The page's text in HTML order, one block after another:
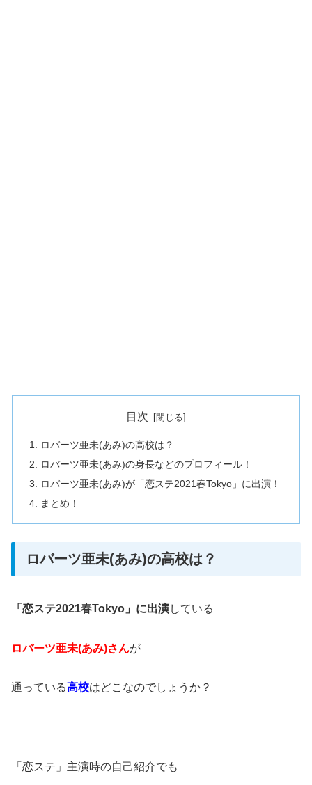
目次
ロバーツ亜未(あみ)の高校は？
ロバーツ亜未(あみ)の身長などのプロフィール！
ロバーツ亜未(あみ)が「恋ステ2021春Tokyo」に出演！
まとめ！
ロバーツ亜未(あみ)の高校は？
「恋ステ2021春Tokyo」に出演している
ロバーツ亜未(あみ)さんが
通っている高校はどこなのでしょうか？
「恋ステ」主演時の自己紹介でも